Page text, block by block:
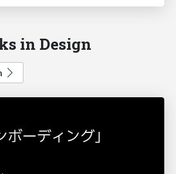
in Design